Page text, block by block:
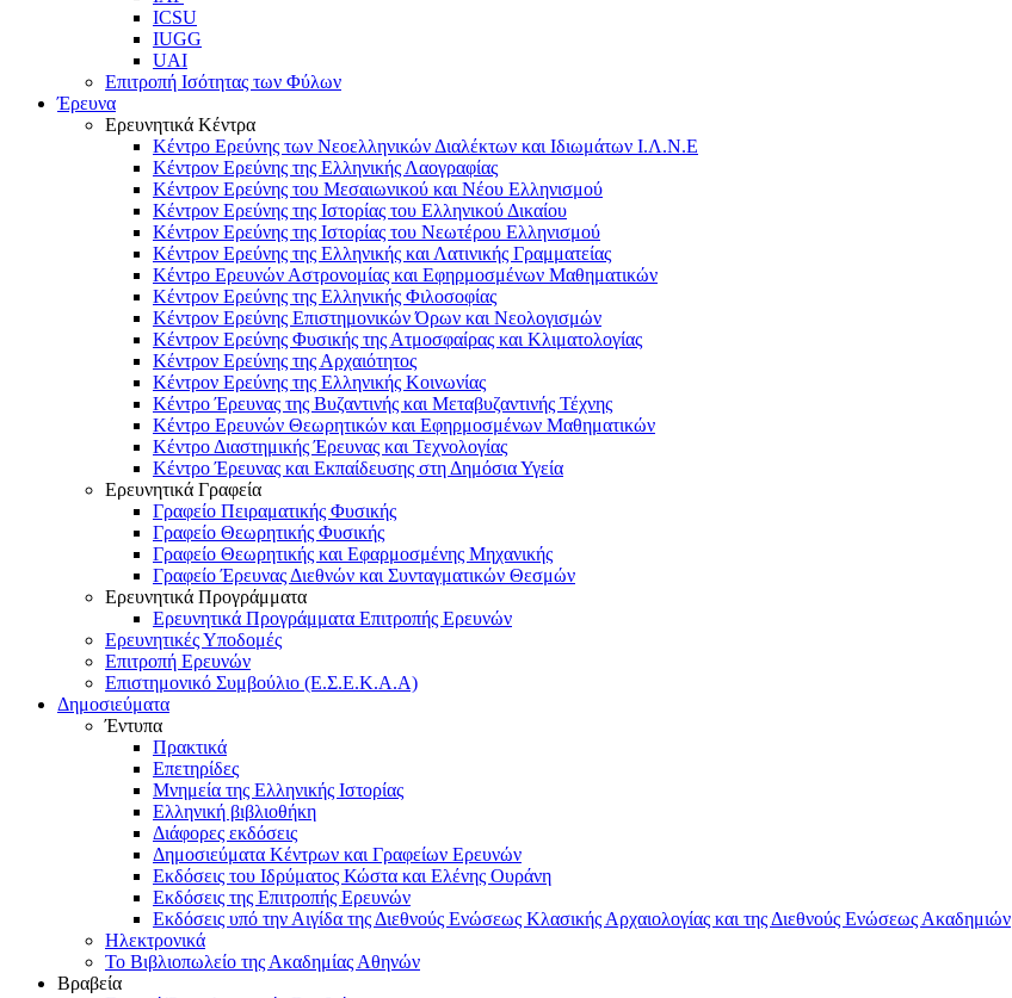
ICSU
IUGG
UAI
Επιτροπή Ισότητας των Φύλων
Έρευνα
Ερευνητικά Κέντρα
Κέντρο Ερεύνης των Νεοελληνικών Διαλέκτων και Ιδιωμάτων Ι.Λ.Ν.Ε
Κέντρον Ερεύνης της Ελληνικής Λαογραφίας
Κέντρον Ερεύνης του Μεσαιωνικού και Νέου Ελληνισμού
Κέντρον Ερεύνης της Ιστορίας του Ελληνικού Δικαίου
Κέντρον Ερεύνης της Ιστορίας του Νεωτέρου Ελληνισμού
Κέντρον Ερεύνης της Ελληνικής και Λατινικής Γραμματείας
Κέντρο Ερευνών Αστρονομίας και Εφηρμοσμένων Μαθηματικών
Κέντρον Ερεύνης της Ελληνικής Φιλοσοφίας
Κέντρον Ερεύνης Επιστημονικών Όρων και Νεολογισμών
Κέντρον Ερεύνης Φυσικής της Ατμοσφαίρας και Κλιματολογίας
Κέντρον Ερεύνης της Αρχαιότητος
Κέντρον Ερεύνης της Ελληνικής Κοινωνίας
Κέντρο Έρευνας της Βυζαντινής και Μεταβυζαντινής Τέχνης
Κέντρο Ερευνών Θεωρητικών και Εφηρμοσμένων Μαθηματικών
Κέντρο Διαστημικής Έρευνας και Τεχνολογίας
Κέντρο Έρευνας και Εκπαίδευσης στη Δημόσια Υγεία
Ερευνητικά Γραφεία
Γραφείο Πειραματικής Φυσικής
Γραφείο Θεωρητικής Φυσικής
Γραφείο Θεωρητικής και Εφαρμοσμένης Μηχανικής
Γραφείο Έρευνας Διεθνών και Συνταγματικών Θεσμών
Ερευνητικά Προγράμματα
Ερευνητικά Προγράμματα Επιτροπής Ερευνών
Ερευνητικές Υποδομές
Επιτροπή Ερευνών
Επιστημονικό Συμβούλιο (Ε.Σ.Ε.Κ.Α.Α)
Δημοσιεύματα
Έντυπα
Πρακτικά
Επετηρίδες
Μνημεία της Ελληνικής Ιστορίας
Ελληνική βιβλιοθήκη
Διάφορες εκδόσεις
Δημοσιεύματα Κέντρων και Γραφείων Ερευνών
Εκδόσεις του Ιδρύματος Κώστα και Ελένης Ουράνη
Εκδόσεις της Επιτροπής Ερευνών
Εκδόσεις υπό την Αιγίδα της Διεθνούς Ενώσεως Κλασικής Αρχαιολογίας και της Διεθνούς Ενώσεως Ακαδημιών
Ηλεκτρονικά
Το Βιβλιοπωλείο της Ακαδημίας Αθηνών
Βραβεία